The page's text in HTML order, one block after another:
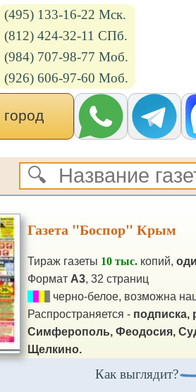
(495) 133-16-22 Мск.
(812) 424-32-11 СПб.
(984) 707-98-77 Моб.
(926) 606-97-60 Моб.
город
Газета "Боспор" Крым
Тираж газеты 10 тыс. копий,
Формат А3, 32 страниц
черно-белое, возможна
Распространяется - подписка,
Симферополь, Феодосия,
Щелкино.
Как выглядит?